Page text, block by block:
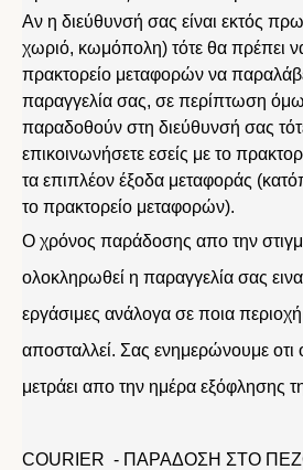
Αν η διεύθυνσή σας είναι εκτός
χωριό, κωμόπολη) τότε θα πρέπει
πρακτορείο μεταφορών να
παραγγελία σας, σε περίπτωση
παραδοθούν στη διεύθυνσή σας
επικοινωνήσετε εσείς με το
τα επιπλέον έξοδα μεταφοράς
το πρακτορείο μεταφορών).
Ο χρόνος παράδοσης απο την
ολοκληρωθεί η παραγγελία σας
εργάσιμες ανάλογα σε ποια περιοχή
αποσταλλεί. Σας ενημερώνουμε
μετράει απο την ημέρα εξόφλησης
COURIER - ΠΑΡΑΔΟΣΗ ΣΤΟ